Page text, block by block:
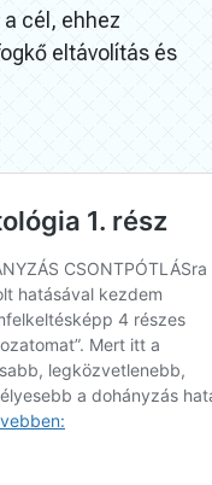
cél, ehhez
eltávolítás és